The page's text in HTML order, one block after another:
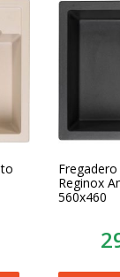
Reginox
560x460